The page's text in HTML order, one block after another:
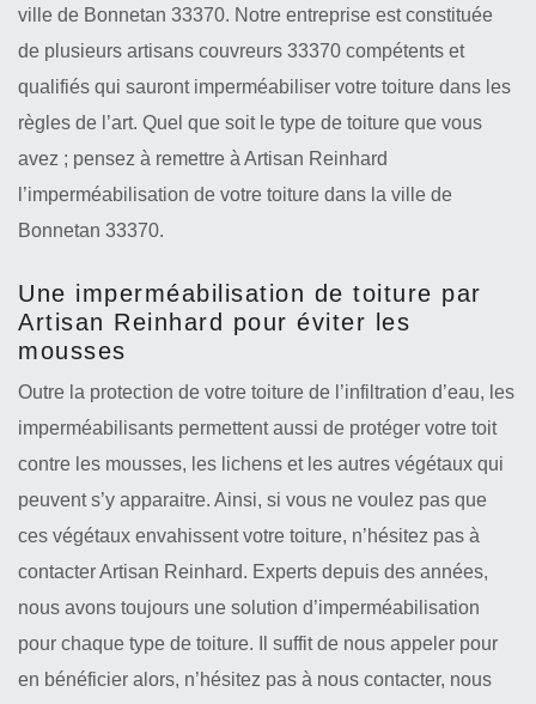
ville de Bonnetan 33370. Notre entreprise est constituée
de plusieurs artisans couvreurs 33370 compétents et
qualifiés qui sauront imperméabiliser votre toiture dans les
règles de l’art. Quel que soit le type de toiture que vous
avez ; pensez à remettre à Artisan Reinhard
l’imperméabilisation de votre toiture dans la ville de
Bonnetan 33370.
Une imperméabilisation de toiture par
Artisan Reinhard pour éviter les
mousses
Outre la protection de votre toiture de l’infiltration d’eau, les
imperméabilisants permettent aussi de protéger votre toit
contre les mousses, les lichens et les autres végétaux qui
peuvent s’y apparaitre. Ainsi, si vous ne voulez pas que
ces végétaux envahissent votre toiture, n’hésitez pas à
contacter Artisan Reinhard. Experts depuis des années,
nous avons toujours une solution d’imperméabilisation
pour chaque type de toiture. Il suffit de nous appeler pour
en bénéficier alors, n’hésitez pas à nous contacter, nous